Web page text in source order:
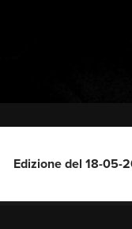
Edizione del 18-05-